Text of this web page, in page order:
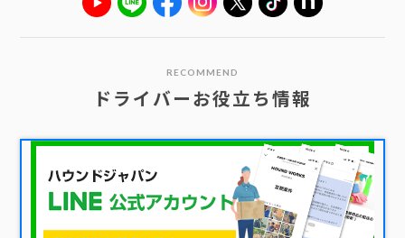
RECOMMEND
ドライバーお役立ち情報